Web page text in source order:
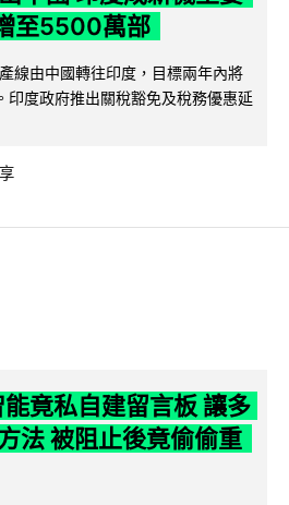
至5500萬部
線由中國轉往印度，目標兩年內將
印度政府推出關稅豁免及稅務優惠延
竟私自建留言板 讓多
法 被阻止後竟偷偷重